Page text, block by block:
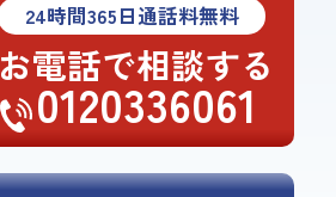
24時間365日通話料無料
お電話で相談する
0120336061